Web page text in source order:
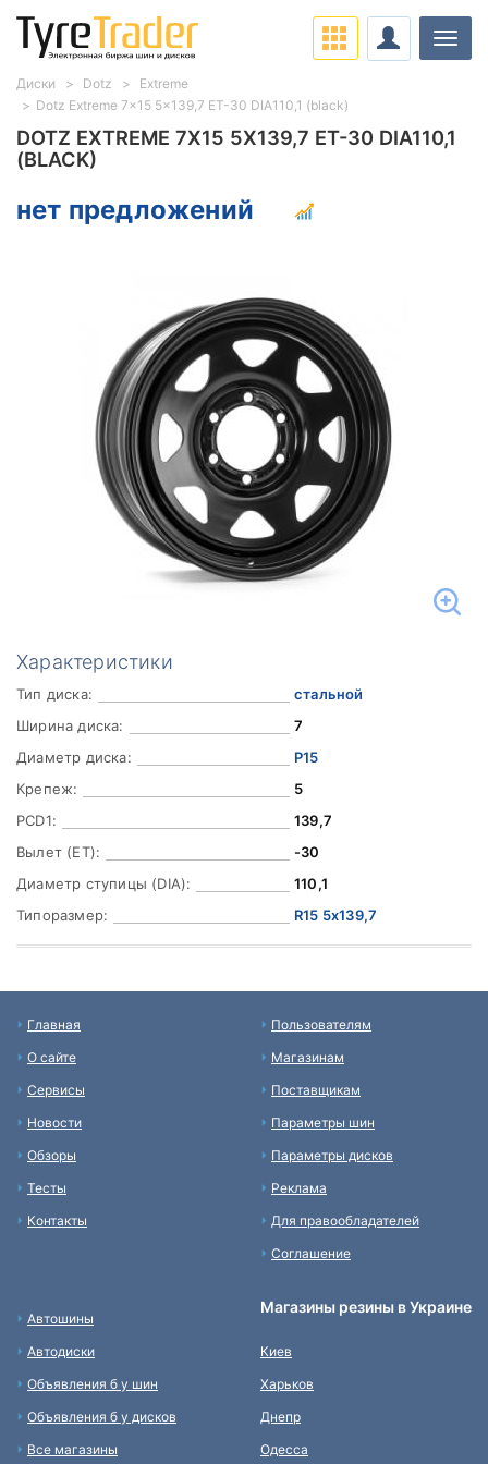
DOTZ EXTREME 7X15 5X139,7 ET-30 DIA110,1
(BLACK)
нет предложений
Характеристики
Тип диска:
стальной
Ширина диска:
7
Диаметр диска:
Р15
Крепеж:
5
PCD1:
139,7
Вылет (ET):
-30
Диаметр ступицы (DIA):
110,1
Типоразмер:
R15 5x139,7
Диски Dotz
Extreme
Dotz Extreme 7x15 5x139,7 ET-30 DIA110,1 (black)
Главная
О сайте
Сервисы
Новости
Обзоры
Тесты
Контакты
Пользователям
Магазинам
Поставщикам
Параметры шин
Параметры дисков
Реклама
Для правообладателей
Соглашение
Автошины
Автодиски
Объявления б у шин
Объявления б у дисков
Все магазины
Магазины резины в Украине
Киев
Харьков
Днепр
Одесса